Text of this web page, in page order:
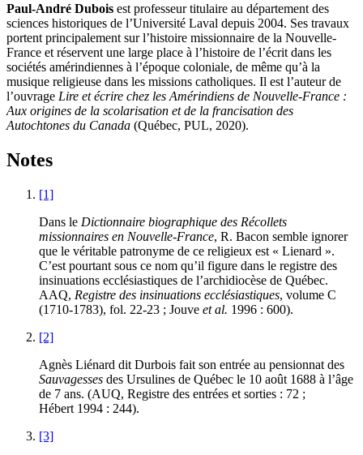
Paul-André Dubois est professeur titulaire au département des
sciences historiques de l’Université Laval depuis 2004. Ses travaux
portent principalement sur l’histoire missionnaire de la Nouvelle-
France et réservent une large place à l’histoire de l’écrit dans les
sociétés amérindiennes à l’époque coloniale, de même qu’à la
musique religieuse dans les missions catholiques. Il est l’auteur de
l’ouvrage Lire et écrire chez les Amérindiens de Nouvelle-France :
Aux origines de la scolarisation et de la francisation des
Autochtones du Canada (Québec, PUL, 2020).
Notes
[1]
Dans le Dictionnaire biographique des Récollets
missionnaires en Nouvelle-France, R. Bacon semble ignorer
que le véritable patronyme de ce religieux est « Lienard ».
C’est pourtant sous ce nom qu’il figure dans le registre des
insinuations ecclésiastiques de l’archidiocèse de Québec.
AAQ, Registre des insinuations ecclésiastiques, volume C
(1710-1783), fol. 22-23 ; Jouve et al. 1996 : 600).
[2]
Agnès Liénard dit Durbois fait son entrée au pensionnat des
Sauvagesses des Ursulines de Québec le 10 août 1688 à l’âge
de 7 ans. (AUQ, Registre des entrées et sorties : 72 ;
Hébert 1994 : 244).
[3]